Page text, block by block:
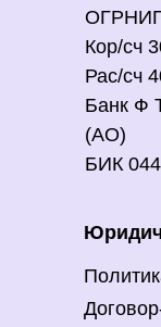
ОГРНИП
Кор/сч
Рас/сч
Банк Ф
(АО)
БИК